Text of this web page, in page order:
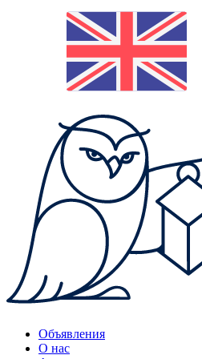
Объявления
О нас